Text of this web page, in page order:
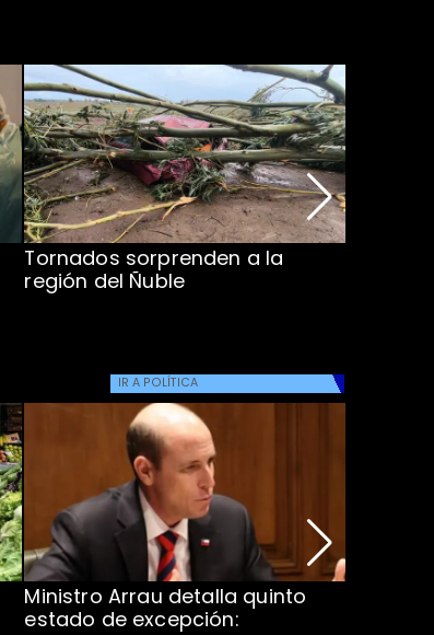
Tornados sorprenden a la
región del Ñuble
IR A POLÍTICA
Ministro Arrau detalla quinto
estado de excepción: